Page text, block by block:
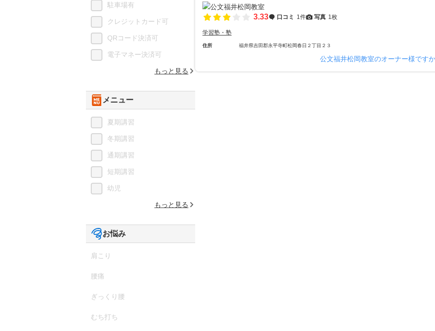
3.33 口コミ 1件 写真 1枚
学習塾・塾
住所 福井県吉田郡永平寺町松岡春日２丁目２３
公文福井松岡教室のオーナー様です
駐車場有
クレジットカード可
QRコード決済可
電子マネー決済可
もっと見る
メニュー
夏期講習
冬期講習
通期講習
短期講習
幼児
もっと見る
お悩み
肩こり
腰痛
ぎっくり腰
むち打ち